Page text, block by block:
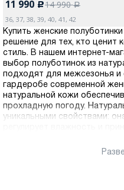
11 990 c14 990a
36, 37, 38, 39, 40, 41, 42
Купить женские
решение для тех, кто ценит
стиль. В нашем интернет-
выбор полуботинок из
подходят для межсезонья и
гардеробе современной
натуральной кожи
прохладную погоду.
уникальными свойствами:
использованием